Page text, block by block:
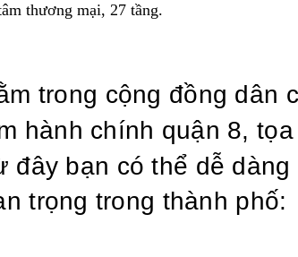
thương mại, 27 tầng.
trong cộng đồng dân
hành chính quận 8,
đây bạn có thể dễ dàng
trọng trong thành phố: